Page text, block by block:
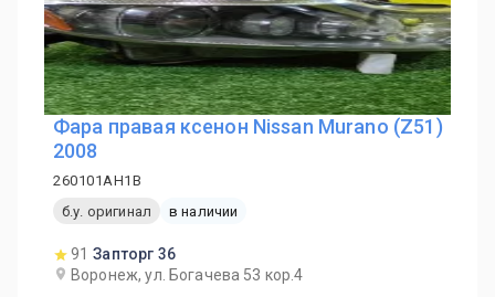
Фара правая ксенон Nissan Murano (Z51)
2008
260101AH1B
б.у. оригинал
в наличии
91 Запторг 36
Воронеж, ул. Богачева 53 кор.4